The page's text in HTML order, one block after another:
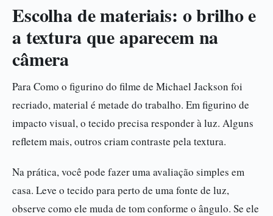
Escolha de materiais: o brilho e
a textura que aparecem na
câmera
Para Como o figurino do filme de Michael Jackson foi
recriado, material é metade do trabalho. Em figurino de
impacto visual, o tecido precisa responder à luz. Alguns
refletem mais, outros criam contraste pela textura.
Na prática, você pode fazer uma avaliação simples em
casa. Leve o tecido para perto de uma fonte de luz,
observe como ele muda de tom conforme o ângulo. Se ele